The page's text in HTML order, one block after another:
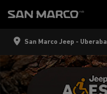
San Marco Jeep - Uberaba